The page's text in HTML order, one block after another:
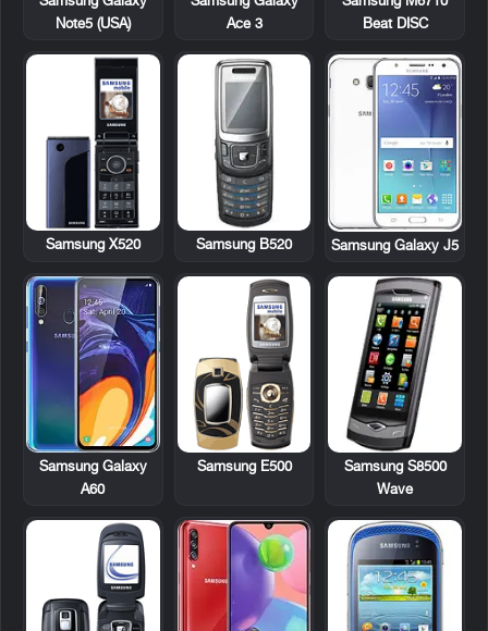
Beat DISC
Ace 3
Note5 (USA)
Samsung Galaxy J5
Samsung B520
Samsung X520
Samsung S8500
Wave
Samsung E500
Samsung Galaxy
A60